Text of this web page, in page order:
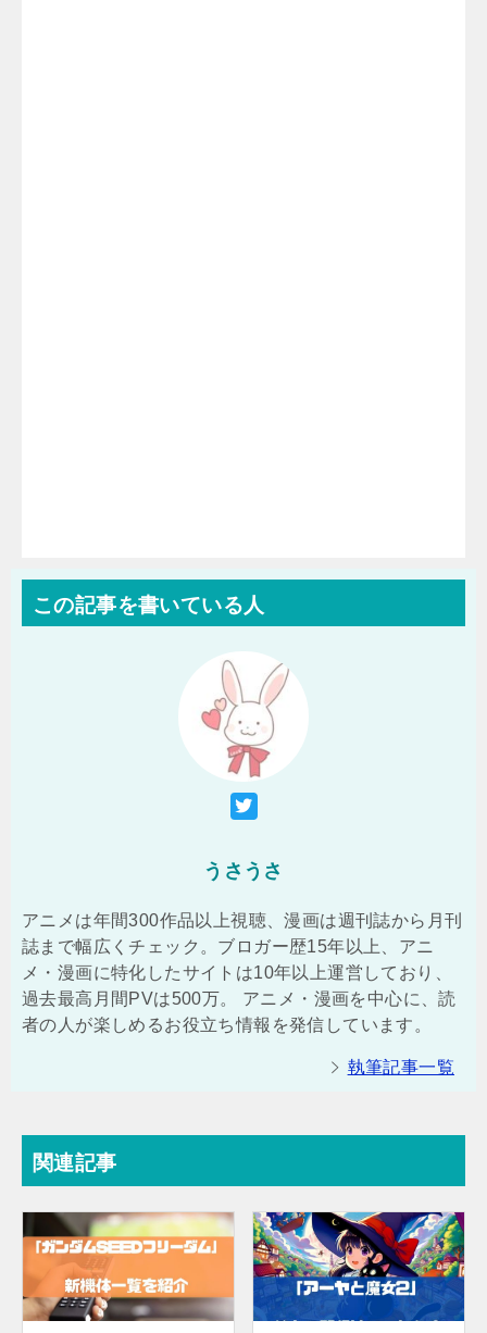
この記事を書いている人
うさうさ
アニメは年間300作品以上視聴、漫画は週刊誌から月刊
誌まで幅広くチェック。ブロガー歴15年以上、アニ
メ・漫画に特化したサイトは10年以上運営しており、
過去最高月間PVは500万。 アニメ・漫画を中心に、読
者の人が楽しめるお役立ち情報を発信しています。
執筆記事一覧
関連記事